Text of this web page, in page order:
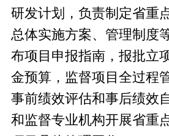
研发计划，负责制定省重
总体实施方案、管理制度
布项目申报指南，报批立
金预算，监督项目全过程
事前绩效评估和事后绩效
和监督专业机构开展省重